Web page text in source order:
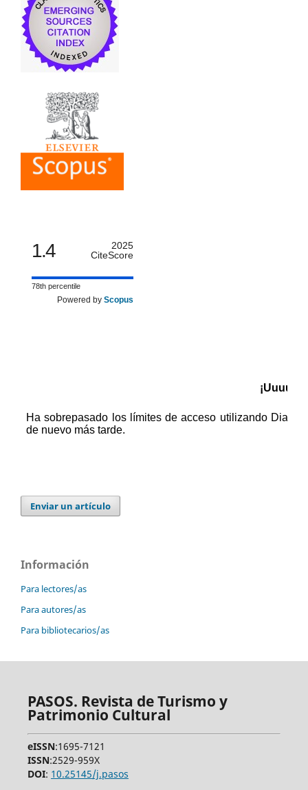
1.4
2025
CiteScore
78th percentile
Powered by Scopus
Enviar un artículo
Información
Para lectores/as
Para autores/as
Para bibliotecarios/as
PASOS. Revista de Turismo y
Patrimonio Cultural
eISSN:1695-7121
ISSN:2529-959X
DOI: 10.25145/j.pasos